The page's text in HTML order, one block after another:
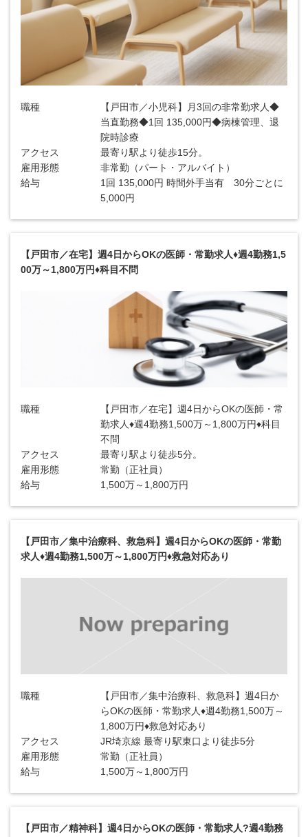
職種
【戸田市／小児科】月3回の非常勤求人◆
当直勤務◆1回 135,000円◆病棟管理、退
院時診療
アクセス
最寄り駅より徒歩15分。
雇用形態
非常勤（パート・アルバイト）
給与
1回 135,000円 時間外手当有 30分ごとに
5,000円
【戸田市／在宅】週4日からOKの医師・常勤求人♦週4勤務1,5
00万～1,800万円♦科目不問
職種
【戸田市／在宅】週4日からOKの医師・常
勤求人♦週4勤務1,500万～1,800万円♦科目
不問
アクセス
最寄り駅より徒歩5分。
雇用形態
常勤（正社員）
給与
1,500万～1,800万円
【戸田市／集中治療科、救急科】週4日からOKの医師・常勤
求人♦週4勤務1,500万～1,800万円♦救急対応あり
職種
【戸田市／集中治療科、救急科】週4日か
らOKの医師・常勤求人♦週4勤務1,500万～
1,800万円♦救急対応あり
アクセス
JR埼京線 最寄り駅東口より徒歩5分
雇用形態
常勤（正社員）
給与
1,500万～1,800万円
【戸田市／精神科】週4日からOKの医師・常勤求人?週4勤務